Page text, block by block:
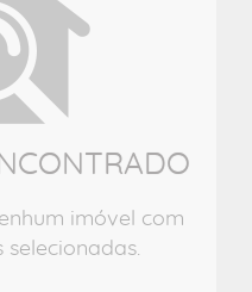
imóvel com
selecionadas.